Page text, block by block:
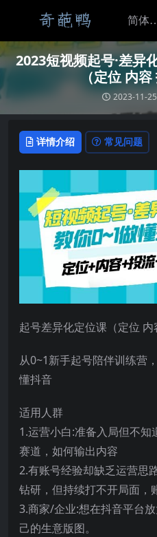
2023短视频起号·差异
（定位 内
2023-11-25
详情介绍 常见问题
起号差异化定位课（定位 内
从0~1新手起号陪伴训练营
懂抖音
适用人群
1.运营小白:准备入局但不
赛道，如何输出内容
2.有账号经验却缺乏运营思
钻研，但持续打不开局面，
3.商家/企业:想在抖音平台
己的生意版图。